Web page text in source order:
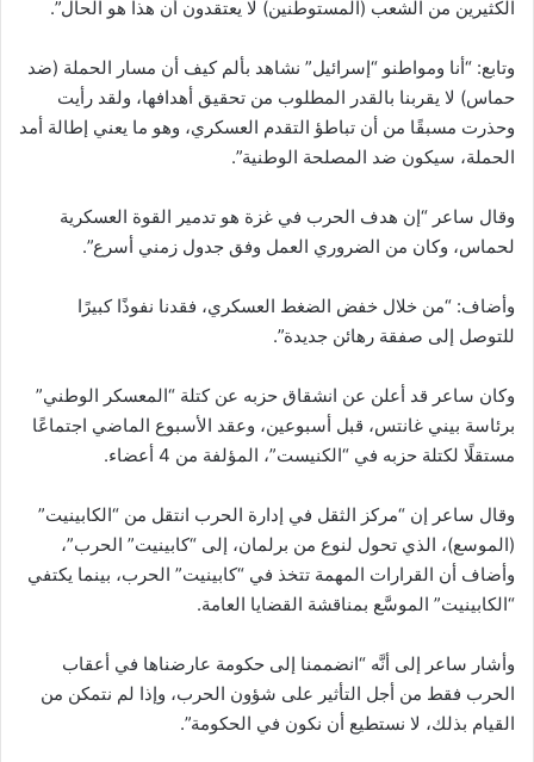
الكثيرين من الشعب (المستوطنين) لا يعتقدون أن هذا هو الحال”.
وتابع: “أنا ومواطنو “إسرائيل” نشاهد بألم كيف أن مسار الحملة (ضد
حماس) لا يقربنا بالقدر المطلوب من تحقيق أهدافها، ولقد رأيت
وحذرت مسبقًا من أن تباطؤ التقدم العسكري، وهو ما يعني إطالة أمد
الحملة، سيكون ضد المصلحة الوطنية”.
وقال ساعر “إن هدف الحرب في غزة هو تدمير القوة العسكرية
لحماس، وكان من الضروري العمل وفق جدول زمني أسرع”.
وأضاف: “من خلال خفض الضغط العسكري، فقدنا نفوذًا كبيرًا
للتوصل إلى صفقة رهائن جديدة”.
وكان ساعر قد أعلن عن انشقاق حزبه عن كتلة “المعسكر الوطني”
برئاسة بيني غانتس، قبل أسبوعين، وعقد الأسبوع الماضي اجتماعًا
مستقلًا لكتلة حزبه في “الكنيست”، المؤلفة من 4 أعضاء.
وقال ساعر إن “مركز الثقل في إدارة الحرب انتقل من “الكابينيت”
(الموسع)، الذي تحول لنوع من برلمان، إلى “كابينيت” الحرب”،
وأضاف أن القرارات المهمة تتخذ في “كابينيت” الحرب، بينما يكتفي
“الكابينيت” الموسَّع بمناقشة القضايا العامة.
وأشار ساعر إلى أنَّه “انضممنا إلى حكومة عارضناها في أعقاب
الحرب فقط من أجل التأثير على شؤون الحرب، وإذا لم نتمكن من
القيام بذلك، لا نستطيع أن نكون في الحكومة”.